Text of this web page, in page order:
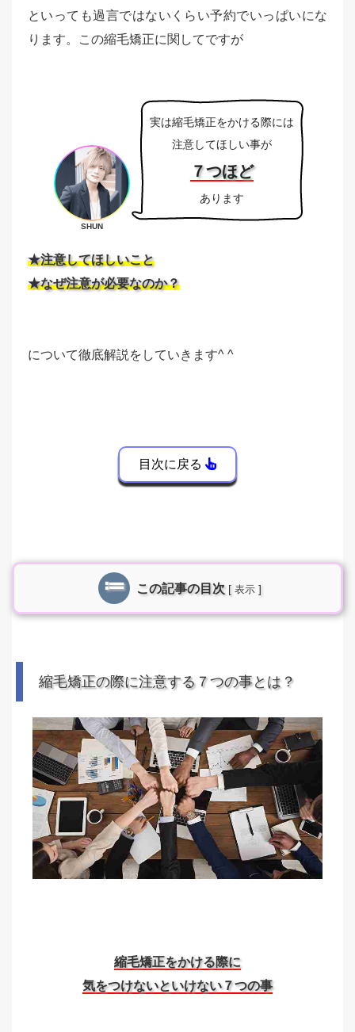
といっても過言ではないくらい予約でいっぱいにな
ります。この縮毛矯正に関してですが
SHUN
実は縮毛矯正をかける際には
注意してほしい事が
７つほど
あります
★注意してほしいこと
★なぜ注意が必要なのか？
について徹底解説をしていきます^ ^
目次に戻る
この記事の目次 [ 表示 ]
縮毛矯正の際に注意する７つの事とは？
縮毛矯正をかける際に
気をつけないといけない７つの事